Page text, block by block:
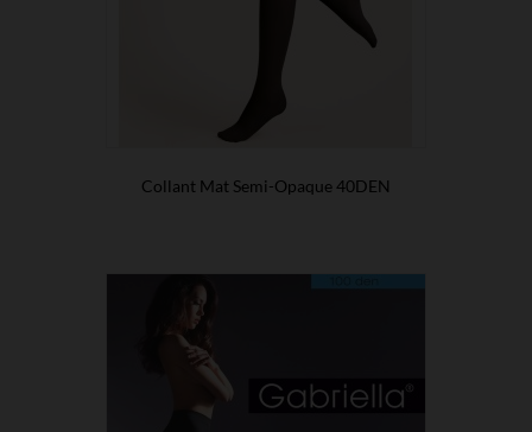
Collant Mat Semi-Opaque 40DEN